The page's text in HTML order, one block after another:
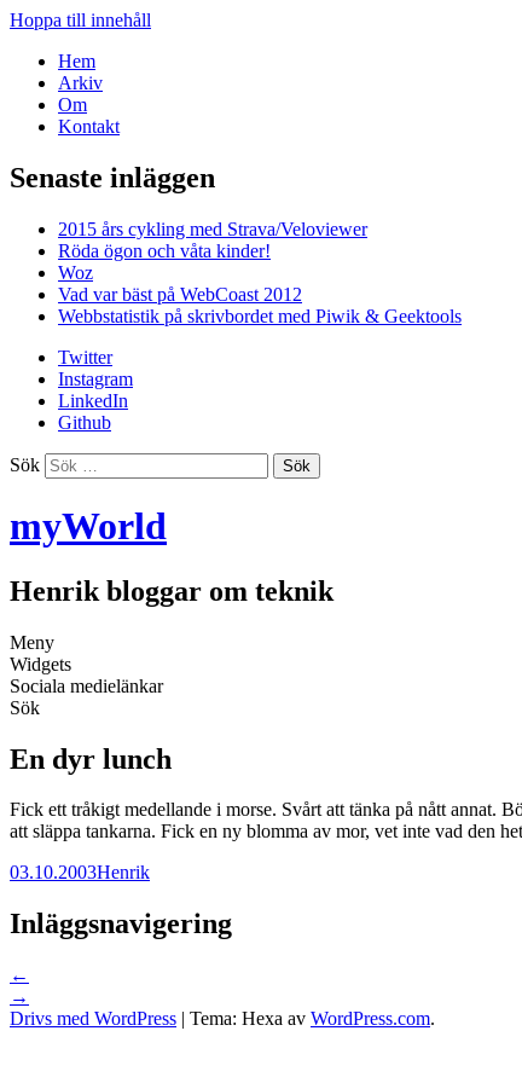
Hoppa till innehåll
Hem
Arkiv
Om
Kontakt
Senaste inläggen
2015 års cykling med Strava/Veloviewer
Röda ögon och våta kinder!
Woz
Vad var bäst på WebCoast 2012
Webbstatistik på skrivbordet med Piwik & Geektools
Twitter
Instagram
LinkedIn
Github
Sök
myWorld
Henrik bloggar om teknik
Meny
Widgets
Sociala medielänkar
Sök
En dyr lunch
Fick ett tråkigt medellande i morse. Svårt att tänka på nått annat.
att släppa tankarna. Fick en ny blomma av mor, vet inte vad den
03.10.2003Henrik
Inläggsnavigering
←
→
Drivs med WordPress | Tema: Hexa av WordPress.com.